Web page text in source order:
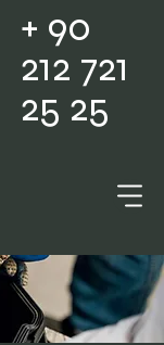
+ 90
212 721
25 25